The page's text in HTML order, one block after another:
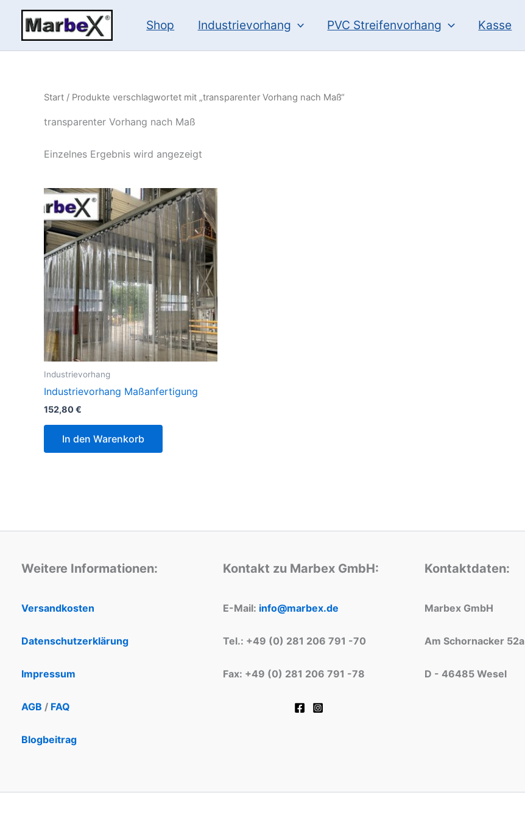
springen
Shop Industrievorhang PVC Streifenvorhang Kasse
Start / Produkte verschlagwortet mit „transparenter Vorhang nach Maß“
transparenter Vorhang nach Maß
Einzelnes Ergebnis wird angezeigt
Industrievorhang
Industrievorhang Maßanfertigung
152,80€
In den Warenkorb
Weitere Informationen:
Versandkosten
Datenschutzerklärung
Impressum
AGB / FAQ
Blogbeitrag
Kontakt zu Marbex GmbH:
E-Mail: info@marbex.de
Tel.: +49 (0) 281 206 791 -70
Fax: +49 (0) 281 206 791 -78
Kontaktdaten:
Marbex GmbH
Am Schornacker 52a
D - 46485 Wesel